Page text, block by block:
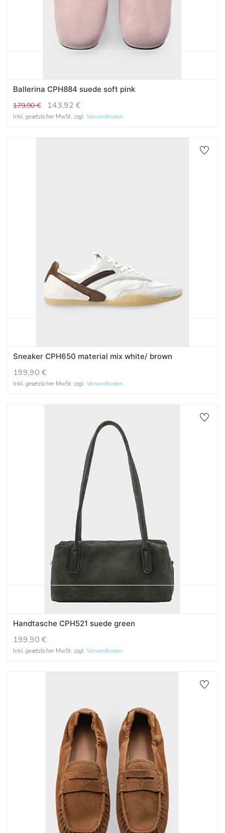
Ballerina CPH884 suede soft pink
179,90€ 143,92 €
Inkl. gesetzlicher MwSt. zzgl. Versandkosten
Sneaker CPH650 material mix white/ brown
199,90 €
Inkl. gesetzlicher MwSt. zzgl. Versandkosten
Handtasche CPH521 suede green
199,90 €
Inkl. gesetzlicher MwSt. zzgl. Versandkosten